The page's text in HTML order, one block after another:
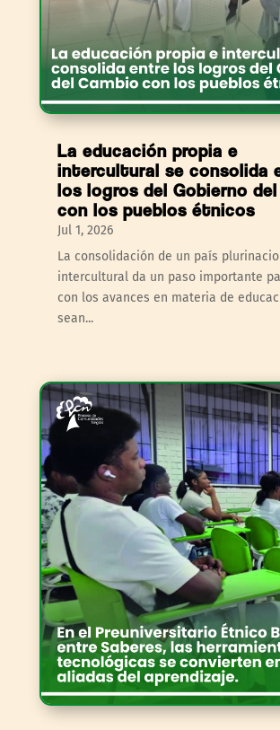
La educación propia e
intercultural se consolida
los logros del Gobierno
con los pueblos étnicos
Jul 1, 2026
La consolidación de un país
intercultural da un paso importante
con los avances en materia de
sean...